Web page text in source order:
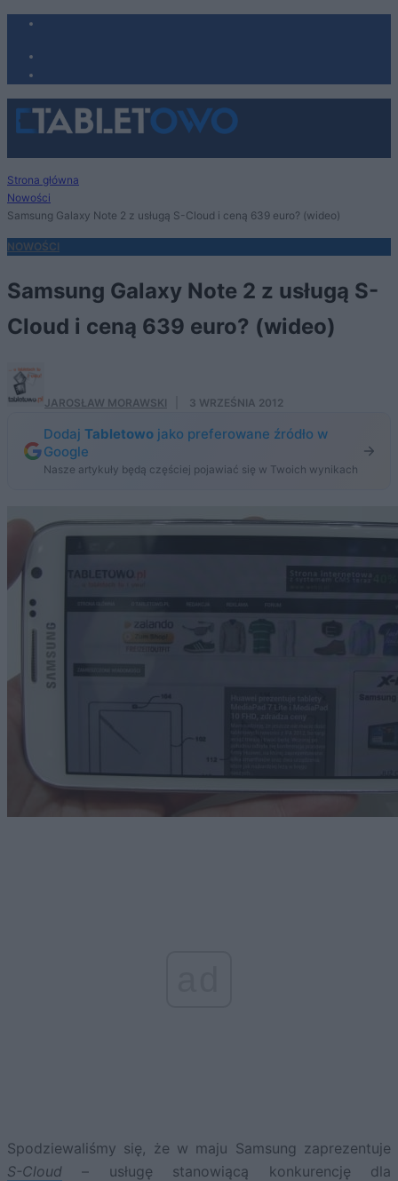
Strona główna
Nowości
Samsung Galaxy Note 2 z usługą S-Cloud i ceną 639 euro? (wideo)
NOWOŚCI
Samsung Galaxy Note 2 z usługą S-
Cloud i ceną 639 euro? (wideo)
JAROSŁAW MORAWSKI 3 WRZEŚNIA 2012
Dodaj Tabletowo jako preferowane źródło w
Google
Nasze artykuły będą częściej pojawiać się w Twoich wynikach
Spodziewaliśmy się, że w maju Samsung zaprezentuje
S-Cloud – usługę stanowiącą konkurencję dla